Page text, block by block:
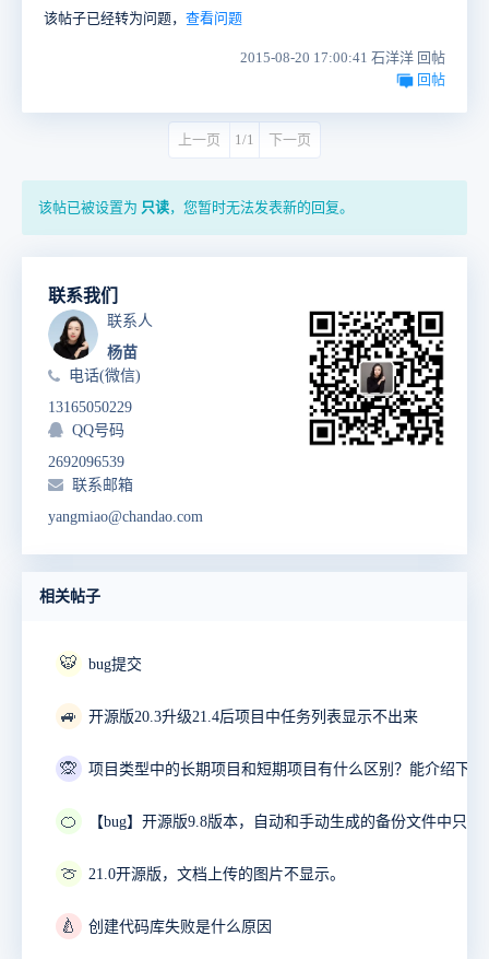
该帖子已经转为问题， 查看问题
2015-08-20 17:00:41 石洋洋 回帖
回帖
上一页 1/1 下一页
该帖已被设置为 只读，您暂时无法发表新的回复。
联系我们
联系人
杨苗
电话(微信)
13165050229
QQ号码
2692096539
联系邮箱
yangmiao@chandao.com
相关帖子
🐯 bug提交
🚙 开源版20.3升级21.4后项目中任务列表显示不出来
🙊
🍊
🍈 21.0开源版，文档上传的图片不显示。
🍐 创建代码库失败是什么原因